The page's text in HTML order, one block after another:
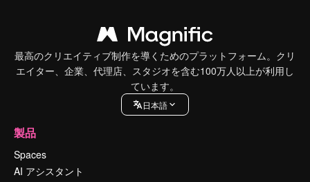
最高のクリエイティブ制作を導くためのプラットフォーム。クリ
エイター、企業、代理店、スタジオを含む100万人以上が利用し
ています。
日本語
製品
Spaces
AI アシスタント